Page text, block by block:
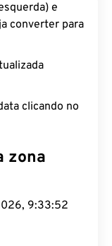
e
converter para
clicando no
zona
9:33:53